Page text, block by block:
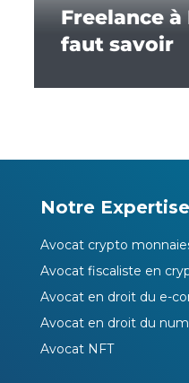
Freelance à
faut savoir
Notre Expertise
Avocat crypto
Avocat fiscaliste en
Avocat en droit du e-
Avocat en droit du
Avocat NFT